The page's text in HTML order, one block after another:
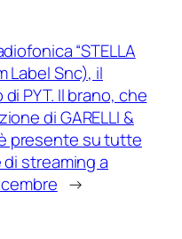
“STELLA
Label Snc), il
PYT. Il brano, che
di GARELLI &
è presente su tutte
streaming a
→